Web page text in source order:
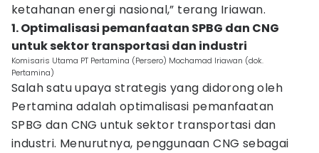
ketahanan energi nasional,” terang Iriawan.
1. Optimalisasi pemanfaatan SPBG dan CNG
untuk sektor transportasi dan industri
Komisaris Utama PT Pertamina (Persero) Mochamad Iriawan (dok.
Pertamina)
Salah satu upaya strategis yang didorong oleh
Pertamina adalah optimalisasi pemanfaatan
SPBG dan CNG untuk sektor transportasi dan
industri. Menurutnya, penggunaan CNG sebagai